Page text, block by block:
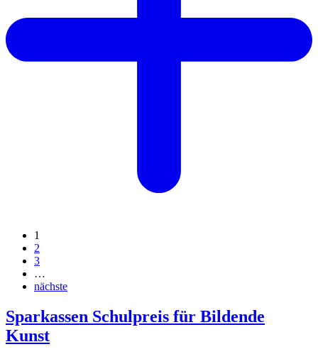
1
2
3
…
nächste
Sparkassen Schulpreis für Bildende
Kunst